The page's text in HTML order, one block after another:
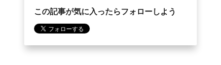
この記事が気に入ったらフォローしよう